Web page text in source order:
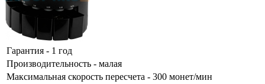
Гарантия - 1 год
Производительность - малая
Максимальная скорость пересчета - 300 монет/мин